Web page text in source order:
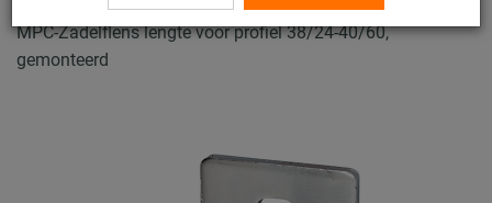
MPC-Zadelflens lengte voor profiel 38/24-40/60,
gemonteerd